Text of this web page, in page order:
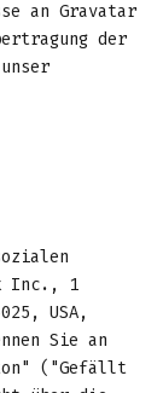
an Gravatar
der
Inc., 1
USA,
Sie an
("Gefällt